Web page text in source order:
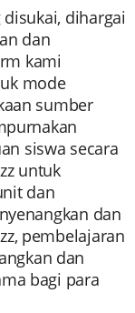
dihargai
dan
kami
mode
sumber
siswa secara
untuk
dan
dan
pembelajaran
dan
bagi para